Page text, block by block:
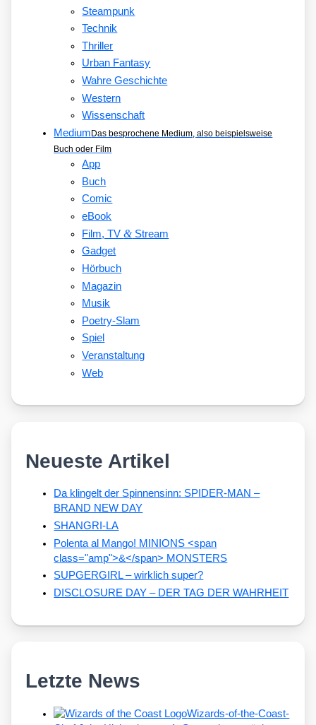
Steampunk
Technik
Thriller
Urban Fantasy
Wahre Geschichte
Western
Wissenschaft
Medium Das besprochene Medium, also beispielsweise
Buch oder Film
App
Buch
Comic
eBook
Film, TV&Stream
Gadget
Hörbuch
Magazin
Musik
Poetry-Slam
Spiel
Veranstaltung
Web
Neueste Artikel
Da klingelt der Spinnensinn: SPIDER-MAN –
BRAND NEW DAY
SHANGRI-LA
Polenta al Mango! MINIONS <span
class="amp">&</span> MONSTERS
SUPGERGIRL – wirklich super?
DISCLOSURE DAY – DER TAG DER WAHRHEIT
Letzte News
Wizards-of-the-Coast-